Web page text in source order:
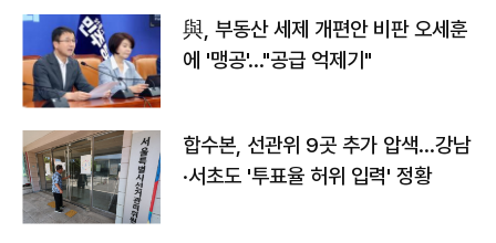
與, 부동산 세제 개편안 비판 오세훈
에 '맹공'…"공급 억제기"
합수본, 선관위 9곳 추가 압색…강남
·서초도 '투표율 허위 입력' 정황